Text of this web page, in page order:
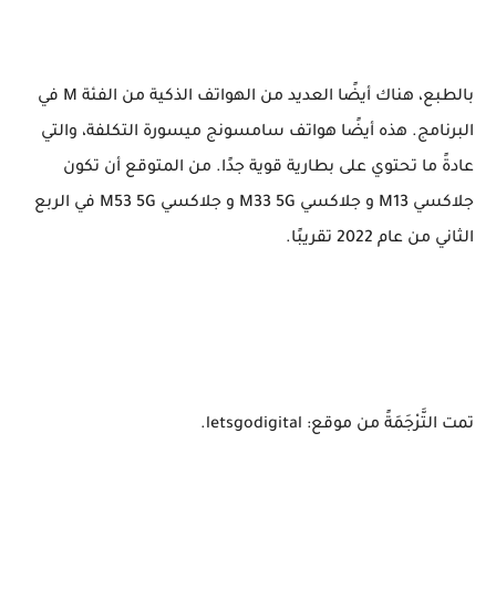
بالطبع، هناك أيضًا العديد من الهواتف الذكية من الفئة M في
البرنامج. هذه أيضًا هواتف سامسونج ميسورة التكلفة، والتي
عادةً ما تحتوي على بطارية قوية جدًا. من المتوقع أن تكون
جلاكسي M13 و جلاكسي M33 5G و جلاكسي M53 5G في الربع
الثاني من عام 2022 تقريبًا.
تمت التَّرْجَمَةً من موقع: letsgodigital.